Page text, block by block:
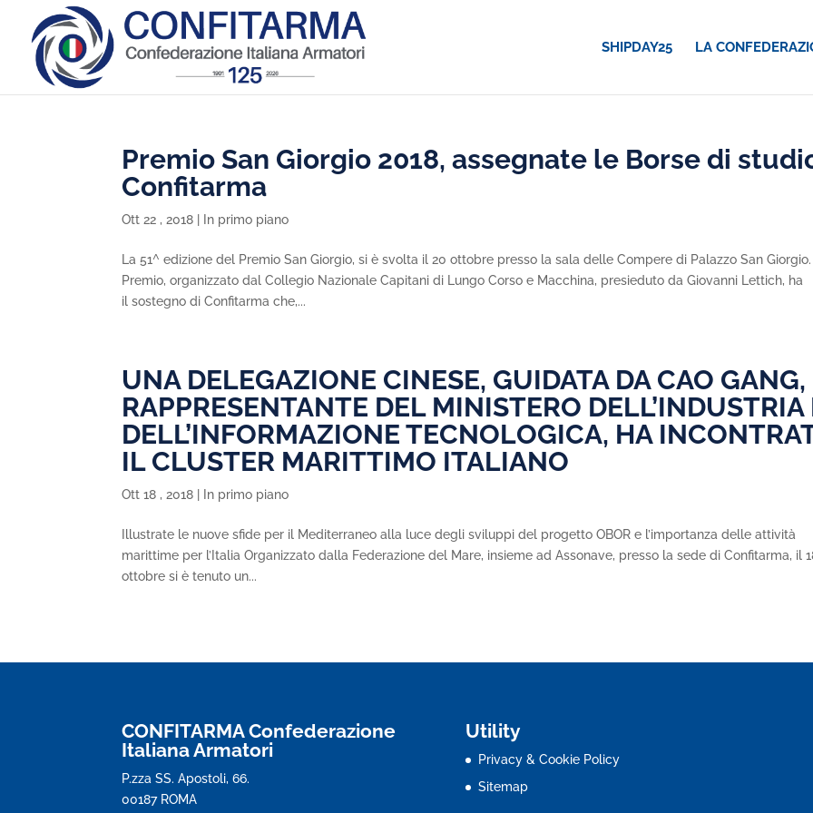
SHIPDAY25 LA
Premio San Giorgio 2018, assegnate le Borse di
Confitarma
Ott 22 , 2018 In primo piano
La 51^ edizione del Premio San Giorgio, si è svolta il 20 ottobre presso la sala delle Compere di Palazzo San
Premio, organizzato dal Collegio Nazionale Capitani di Lungo Corso e Macchina, presieduto da Giovanni Lettich, ha
il sostegno di Confitarma che,...
UNA DELEGAZIONE CINESE, GUIDATA DA CAO GANG,
RAPPRESENTANTE DEL MINISTERO DELL’INDUSTRIA
DELL’INFORMAZIONE TECNOLOGICA, HA
IL CLUSTER MARITTIMO ITALIANO
Ott 18 , 2018 In primo piano
Illustrate le nuove sfide per il Mediterraneo alla luce degli sviluppi del progetto OBOR e l’importanza delle attività
marittime per l’Italia Organizzato dalla Federazione del Mare, insieme ad Assonave, presso la sede di Confitarma, il
ottobre si è tenuto un...
CONFITARMA Confederazione
Italiana Armatori
P.zza SS. Apostoli, 66.
00187 ROMA
Utility
Privacy & Cookie Policy
Sitemap